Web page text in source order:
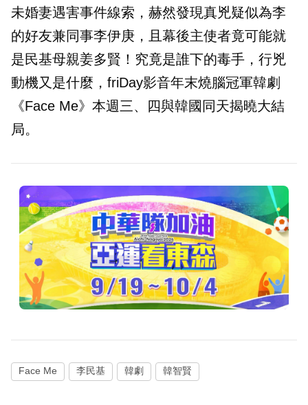
未婚妻遇害事件線索，赫然發現真兇疑似為李
的好友兼同事李伊庚，且幕後主使者竟可能就
是民基母親姜多賢！究竟是誰下的毒手，行兇
動機又是什麼，friDay影音年末燒腦冠軍韓劇
《Face Me》本週三、四與韓國同天揭曉大結
局。
Face Me 李民基 韓劇 韓智賢